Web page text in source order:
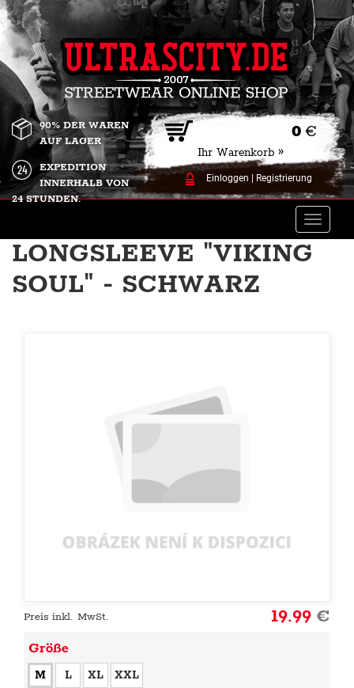
0 €
Ihr Warenkorb »
Einloggen Registrierung
90% DER WAREN
AUF LAGER
EXPEDITION
INNERHALB VON
24 STUNDEN.
Toggle
LONGSLEEVE "VIKING
SOUL" - SCHWARZ
Preis inkl. MwSt. 19.99€
Größe
M L XL XXL